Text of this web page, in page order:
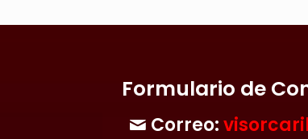
Formulario de
Correo: